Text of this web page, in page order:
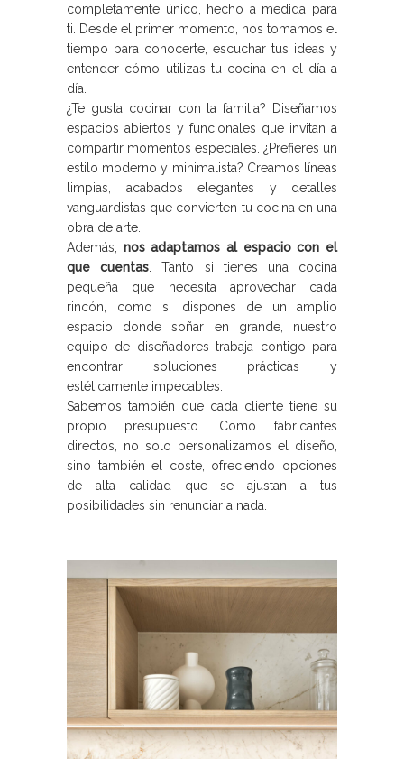
completamente único, hecho a medida para
ti. Desde el primer momento, nos tomamos el
tiempo para conocerte, escuchar tus ideas y
entender cómo utilizas tu cocina en el día a
día.
¿Te gusta cocinar con la familia? Diseñamos
espacios abiertos y funcionales que invitan a
compartir momentos especiales. ¿Prefieres un
estilo moderno y minimalista? Creamos líneas
limpias, acabados elegantes y detalles
vanguardistas que convierten tu cocina en una
obra de arte.
Además, nos adaptamos al espacio con el
que cuentas . Tanto si tienes una cocina
pequeña que necesita aprovechar cada
rincón, como si dispones de un amplio
espacio donde soñar en grande, nuestro
equipo de diseñadores trabaja contigo para
encontrar soluciones prácticas y
estéticamente impecables.
Sabemos también que cada cliente tiene su
propio presupuesto. Como fabricantes
directos, no solo personalizamos el diseño,
sino también el coste, ofreciendo opciones
de alta calidad que se ajustan a tus
posibilidades sin renunciar a nada.